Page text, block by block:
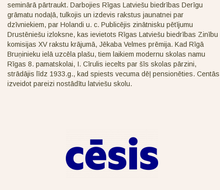
seminārā pārtraukt. Darbojies Rīgas Latviešu biedrības Derīgu
grāmatu nodaļā, tulkojis un izdevis rakstus jaunatnei par
dzīvniekiem, par Holandi u. c. Publicējis zinātnisku pētījumu
Drustēniešu izloksne, kas ievietots Rīgas Latviešu biedrības Zinību
komisijas XV rakstu krājumā, Jēkaba Velmes prēmija. Kad Rīgā
Bruņinieku ielā uzcēla plašu, tiem laikiem modernu skolas namu
Rīgas 8. pamatskolai, I. Cīrulis iecelts par šīs skolas pārzini,
strādājis līdz 1933.g., kad spiests vecuma dēļ pensionēties. Centās
izveidot pareizi nostādītu latviešu skolu.